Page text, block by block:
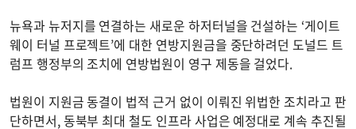
뉴욕과 뉴저지를 연결하는 새로운 하저터널을 건설하는 ‘게이트
웨이 터널 프로젝트’에 대한 연방지원금을 중단하려던 도널드 트
럼프 행정부의 조치에 연방법원이 영구 제동을 걸었다.
법원이 지원금 동결이 법적 근거 없이 이뤄진 위법한 조치라고 판
단하면서, 동북부 최대 철도 인프라 사업은 예정대로 계속 추진될